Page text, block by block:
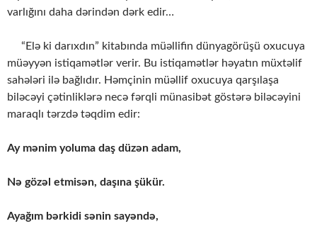
varlığını daha dərindən dərk edir…
“Elə ki darıxdın” kitabında müəllifin dünyagörüşü oxucuya
müəyyən istiqamətlər verir. Bu istiqamətlər həyatın müxtəlif
sahələri ilə bağlıdır. Həmçinin müəllif oxucuya qarşılaşa
biləcəyi çətinliklərə necə fərqli münasibət göstərə biləcəyini
maraqlı tərzdə təqdim edir:
Ay mənim yoluma daş düzən adam,
Nə gözəl etmisən, daşına şükür.
Ayağım bərkidi sənin sayəndə,